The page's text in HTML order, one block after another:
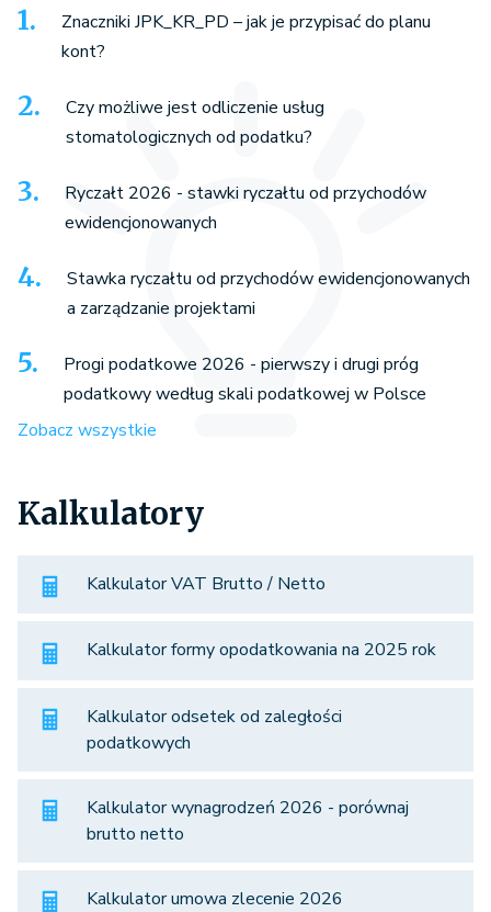
Znaczniki JPK_KR_PD – jak je przypisać do planu
kont?
Czy możliwe jest odliczenie usług
stomatologicznych od podatku?
Ryczałt 2026 - stawki ryczałtu od przychodów
ewidencjonowanych
Stawka ryczałtu od przychodów ewidencjonowanych
a zarządzanie projektami
Progi podatkowe 2026 - pierwszy i drugi próg
podatkowy według skali podatkowej w Polsce
Zobacz wszystkie
Kalkulatory
Kalkulator VAT Brutto / Netto
Kalkulator formy opodatkowania na 2025 rok
Kalkulator odsetek od zaległości
podatkowych
Kalkulator wynagrodzeń 2026 - porównaj
brutto netto
Kalkulator umowa zlecenie 2026